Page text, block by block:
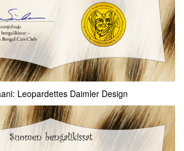
Leopardettes Daimler Design